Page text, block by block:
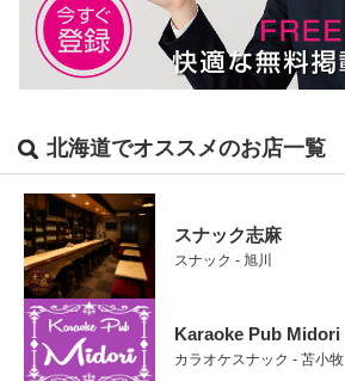
北海道でオススメのお店一覧
スナック志麻
スナック - 旭川
Karaoke Pub Midori
カラオケスナック - 苫小牧